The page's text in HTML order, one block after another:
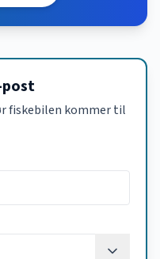
post
fiskebilen kommer til